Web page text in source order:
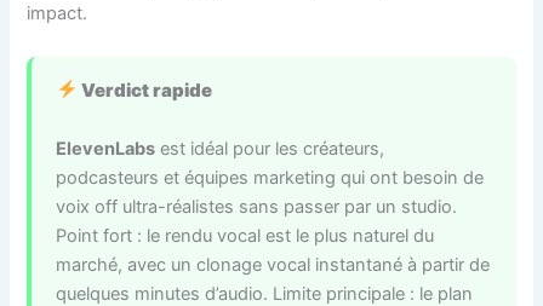
impact.
Verdict rapide
ElevenLabs est idéal pour les créateurs,
podcasteurs et équipes marketing qui ont besoin de
voix off ultra-réalistes sans passer par un studio.
Point fort : le rendu vocal est le plus naturel du
marché, avec un clonage vocal instantané à partir de
quelques minutes d’audio. Limite principale : le plan